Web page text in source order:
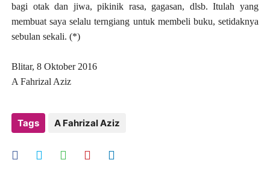
bagi otak dan jiwa, pikinik rasa, gagasan, dlsb. Itulah yang
membuat saya selalu terngiang untuk membeli buku, setidaknya
sebulan sekali. (*)
Blitar, 8 Oktober 2016
A Fahrizal Aziz
Tags A Fahrizal Aziz